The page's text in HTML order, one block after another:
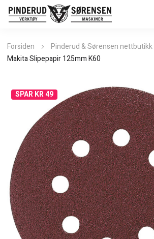
Forsiden Pinderud & Sørensen nettbutikk
Makita Slipepapir 125mm K60
SPAR KR 49